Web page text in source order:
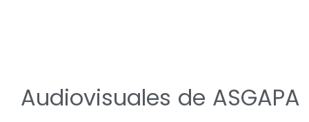
Audiovisuales de ASGAPA